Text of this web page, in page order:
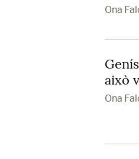
Ona
això
Ona